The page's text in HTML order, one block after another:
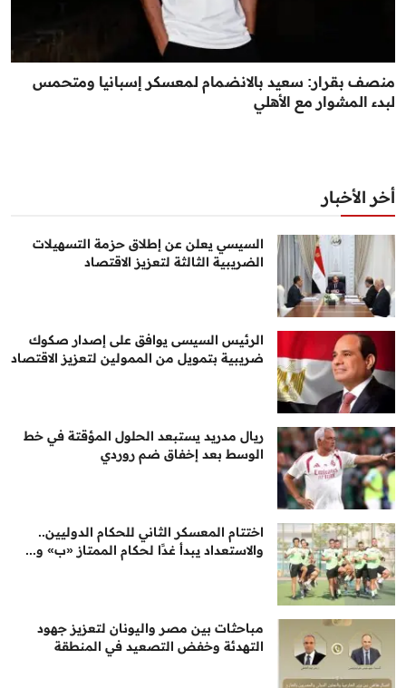
منصف بقرار: سعيد بالانضمام لمعسكر إسبانيا ومتحمس
لبدء المشوار مع الأهلي
أخر الأخبار
السيسي يعلن عن إطلاق حزمة التسهيلات
الضريبية الثالثة لتعزيز الاقتصاد
الرئيس السيسى يوافق على إصدار صكوك
ضريبية بتمويل من الممولين لتعزيز الاقتصاد
ريال مدريد يستبعد الحلول المؤقتة في خط
الوسط بعد إخفاق ضم روردي
اختتام المعسكر الثاني للحكام الدوليين..
والاستعداد يبدأ غدًا لحكام الممتاز «ب» و...
مباحثات بين مصر واليونان لتعزيز جهود
التهدئة وخفض التصعيد في المنطقة